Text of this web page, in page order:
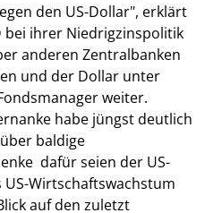
den US-Dollar", erklärt
bei ihrer Niedrigzinspolitik
anderen Zentralbanken
und der Dollar unter
weiter.
habe jüngst deutlich
baldige
 dafür seien der US-
Wirtschaftswachstum
auf den zuletzt